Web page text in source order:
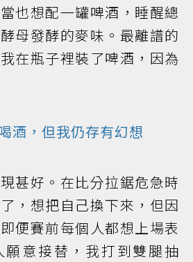
也想配一罐啤酒，睡醒總
母發酵的麥味。最離譜的
在瓶子裡裝了啤酒，因為
酒，但我仍存有幻想
甚好。在比分拉鋸危急時
，想把自己換下來，但因
便賽前每個人都想上場表
願意接替，我打到雙腿抽